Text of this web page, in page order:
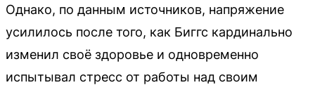
Однако, по данным источников, напряжение
усилилось после того, как Биггс кардинально
изменил своё здоровье и одновременно
испытывал стресс от работы над своим